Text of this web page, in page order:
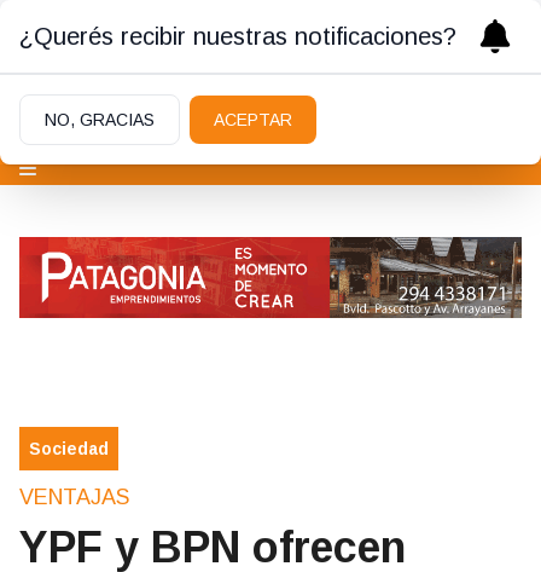
Sociedad
VENTAJAS
YPF y BPN ofrecen
¿Querés recibir nuestras notificaciones?
NO, GRACIAS ACEPTAR